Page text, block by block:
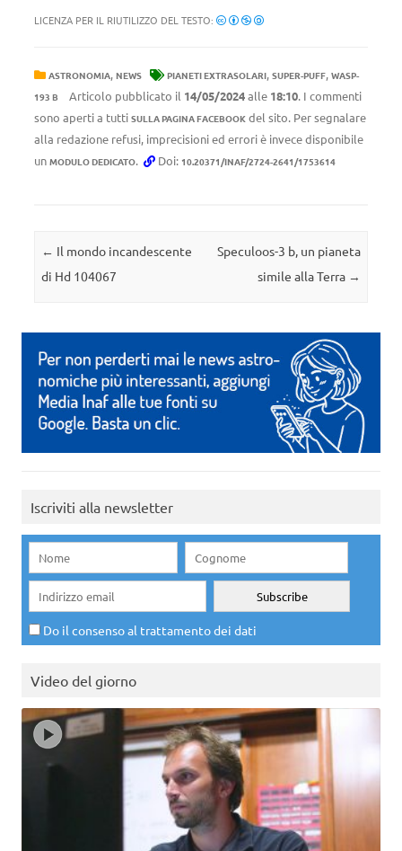
LICENZA PER IL RIUTILIZZO DEL TESTO:
ASTRONOMIA, NEWS PIANETI EXTRASOLARI, SUPER-PUFF, WASP-
193 B
Articolo pubblicato il 14/05/2024alle 18:10. I commenti
sono aperti a tutti SULLA PAGINA FACEBOOK del sito. Per segnalare
alla redazione refusi, imprecisioni ed errori è invece disponibile
un MODULO DEDICATO. Doi: 10.20371/INAF/2724-2641/1753614
Navigazione articolo
← Il mondo incandescente
di Hd 104067
Speculoos-3 b, un pianeta
simile alla Terra →
Iscriviti alla newsletter
Do il consenso al trattamento dei dati
Video del giorno